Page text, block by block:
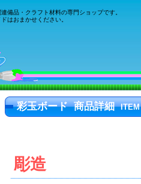
備品・クラフト材料の専門ショップです。
はおまかせください。
彩玉ボード 商品詳細
彫造